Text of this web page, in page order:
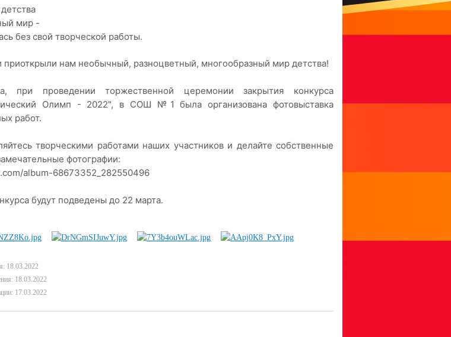
мир -
без свой творческой работы.
приоткрыли нам необычный, разноцветный, многообразный мир детства!
при проведении торжественной церемонии закрытия конкурса
Олимп - 2022", в СОШ №1 была организована фотовыставка
работ.
творческими работами наших участников и делайте собственные
фотографии:
album-68673352_282550496
будут подведены до 22 марта.
18.03.2022
18.03.2022
17.03.2022